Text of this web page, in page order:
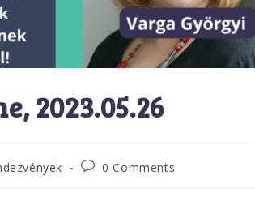
2023.05.26
0 Comments